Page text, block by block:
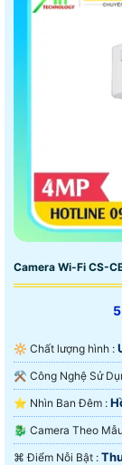
Camera Wi-Fi CS-
🔆 Chất lượng hình :
⭐ Nhìn Ban Đêm :
🐉️ Camera Theo Mẫu
️⌘ Điểm Nỗi Bật :